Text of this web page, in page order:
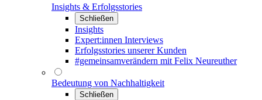
Insights & Erfolgsstories
Schließen
Insights
Expert:innen Interviews
Erfolgsstories unserer Kunden
#gemeinsamverändern mit Felix Neureuther
Bedeutung von Nachhaltigkeit
Schließen